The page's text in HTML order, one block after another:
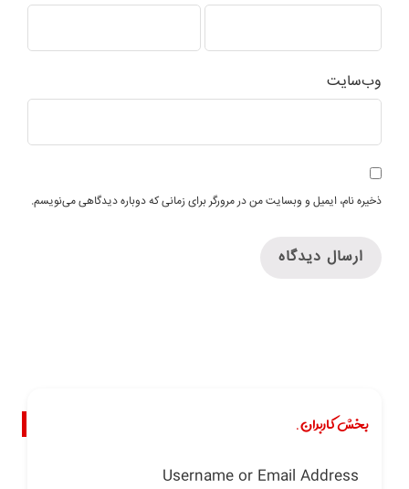
وب‌سایت
ذخیره نام، ایمیل و وبسایت من در مرورگر برای زمانی که دوباره دیدگاهی می‌نویسم.
بخش کاربران.
Username or Email Address